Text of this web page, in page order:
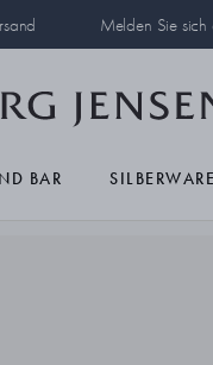
Melden Sie
BAR